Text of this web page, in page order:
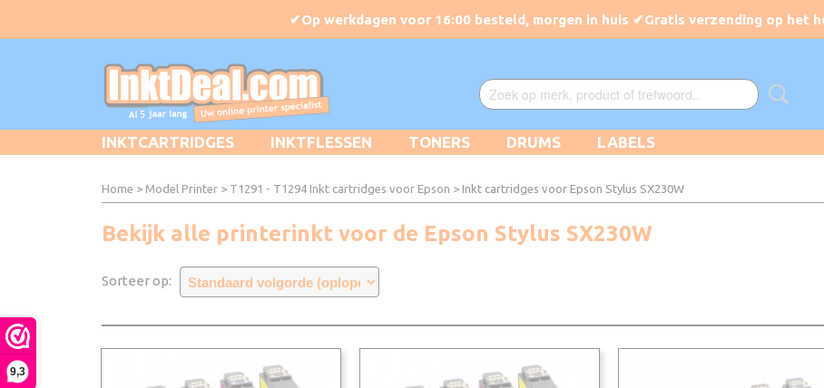
9,3
INKTCARTRIDGES INKTFLESSEN TONERS DRUMS LABELS
Home > Model Printer > T1291 - T1294 Inkt cartridges voor Epson > Inkt cartridges voor Epson Stylus SX230W
Bekijk alle printerinkt voor de Epson Stylus SX230W
Sorteer op: